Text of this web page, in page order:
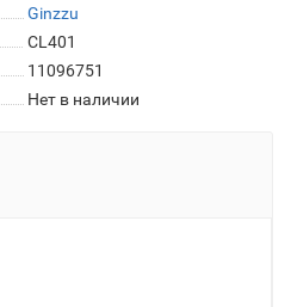
Ginzzu
CL401
11096751
Нет в наличии